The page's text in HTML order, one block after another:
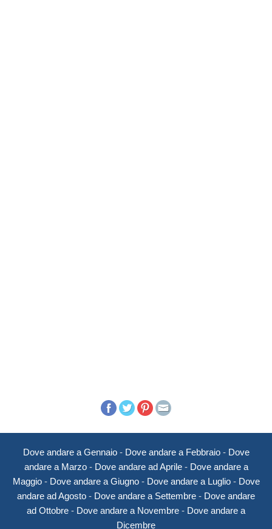
Dove andare a Gennaio- Dove andare a Febbraio- Dove
andare a Marzo- Dove andare ad Aprile- Dove andare a
Maggio- Dove andare a Giugno- Dove andare a Luglio- Dove
andare ad Agosto - Dove andare a Settembre - Dove andare
ad Ottobre - Dove andare a Novembre - Dove andare a
Dicembre